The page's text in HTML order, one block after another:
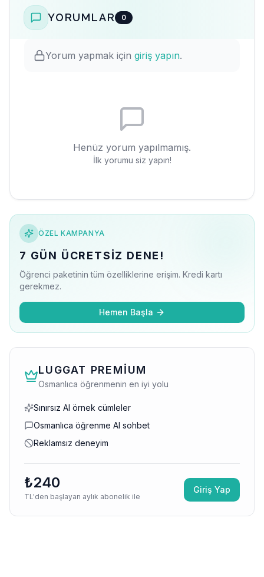
YORUMLAR 0
Yorum yapmak için giriş yapın.
Henüz yorum yapılmamış.
İlk yorumu siz yapın!
ÖZEL KAMPANYA
7 GÜN ÜCRETSIZ DENE!
Öğrenci paketinin tüm özelliklerine erişim. Kredi kartı
gerekmez.
Hemen Başla
LUGGAT PREMIUM
Osmanlıca öğrenmenin en iyi yolu
Sınırsız AI örnek cümleler
Osmanlıca öğrenme AI sohbet
Reklamsız deneyim
₺240
TL'den başlayan aylık abonelik ile
Giriş Yap